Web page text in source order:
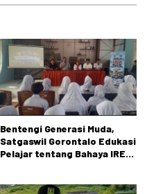
Bentengi Generasi Muda,
Satgaswil Gorontalo Edukasi
Pelajar tentang Bahaya IRET,